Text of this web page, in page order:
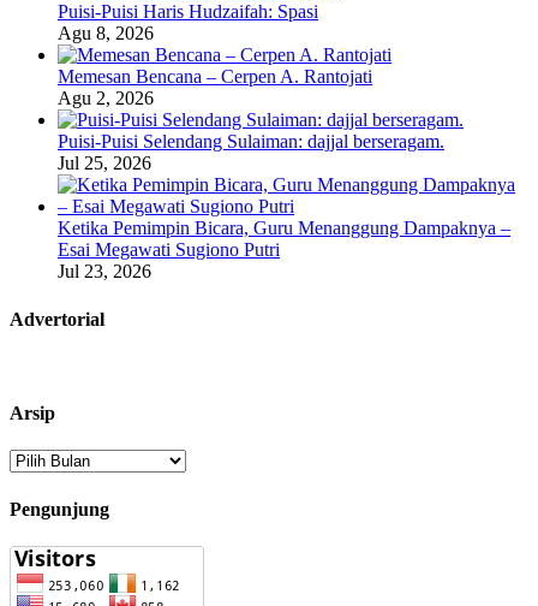
Puisi-Puisi Haris Hudzaifah: Spasi
Agu 8, 2026
Memesan Bencana – Cerpen A. Rantojati
Agu 2, 2026
Puisi-Puisi Selendang Sulaiman: dajjal berseragam.
Jul 25, 2026
Ketika Pemimpin Bicara, Guru Menanggung Dampaknya –
Esai Megawati Sugiono Putri
Jul 23, 2026
Advertorial
Arsip
Arsip
Pengunjung